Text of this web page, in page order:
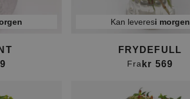
Kan leveresi morgen
FRYDEFULL
Fra kr 569